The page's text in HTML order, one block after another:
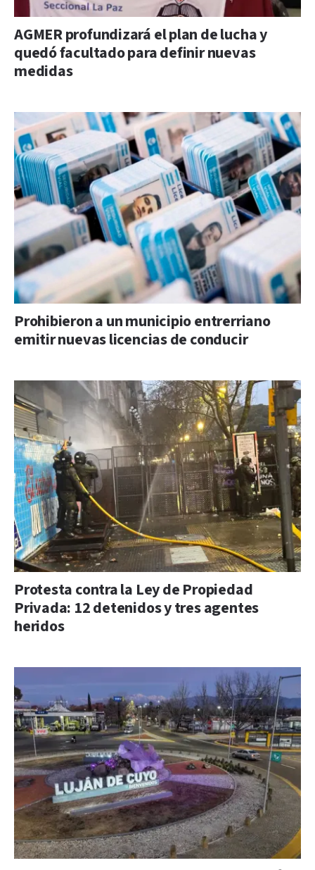
AGMER profundizará el plan de lucha y
quedó facultado para definir nuevas
medidas
Prohibieron a un municipio entrerriano
emitir nuevas licencias de conducir
Protesta contra la Ley de Propiedad
Privada: 12 detenidos y tres agentes
heridos